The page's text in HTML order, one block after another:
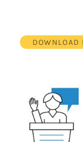
DOWNLOAD